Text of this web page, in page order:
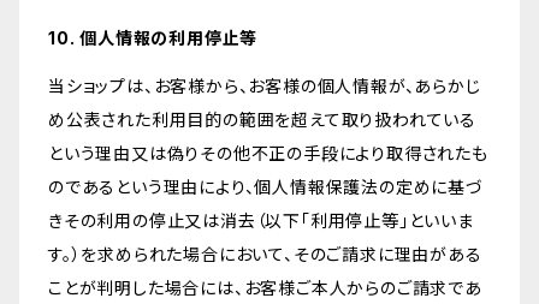
10. 個人情報の利用停止等
当ショップは、お客様から、お客様の個人情報が、あらかじ
め公表された利用目的の範囲を超えて取り扱われている
という理由又は偽りその他不正の手段により取得されたも
のであるという理由により、個人情報保護法の定めに基づ
きその利用の停止又は消去（以下「利用停止等」といいま
す。）を求められた場合において、そのご請求に理由がある
ことが判明した場合には、お客様ご本人からのご請求であ